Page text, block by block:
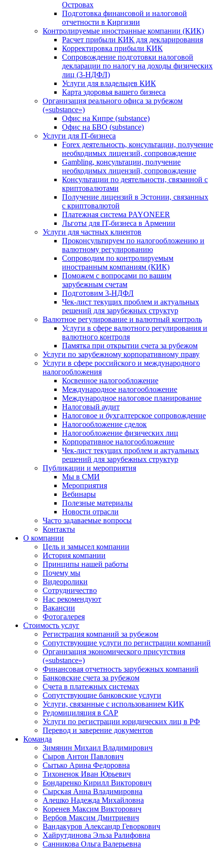
Островах
Подготовка финансовой и налоговой
отчетности в Киргизии
Контролируемые иностранные компании (КИК)
Расчет прибыли КИК для декларирования
Корректировка прибыли КИК
Сопровождение подготовки налоговой
декларации по налогу на доходы физических
лиц (3-НДФЛ)
Услуги для владельцев КИК
Карта здоровья вашего бизнеса
Организация реального офиса за рубежом
(«substance»)
Офис на Кипре (substance)
Офис на БВО (substance)
Услуги для IT-бизнеса
Forex деятельность, консультации, получение
необходимых лицензий, сопровождение
Gambling, консультации, получение
необходимых лицензий, сопровождение
Консультации по деятельности, связанной с
криптовалютами
Получение лицензий в Эстонии, связанных
с криптовалютой
Платежная система PAYONEER
Льготы для IT-бизнеса в Армении
Услуги для частных клиентов
Проконсультируем по налогообложению и
валютному регулированию
Сопроводим по контролируемым
иностранным компаниям (КИК)
Поможем с вопросами по вашим
зарубежным счетам
Подготовим 3-НДФЛ
Чек-лист текущих проблем и актуальных
решений для зарубежных структур
Валютное регулирование и валютный контроль
Услуги в сфере валютного регулирования и
валютного контроля
Памятка при открытии счета за рубежом
Услуги по зарубежному корпоративному праву
Услуги в сфере российского и международного
налогообложения
Косвенное налогообложение
Международное налогообложение
Международное налоговое планирование
Налоговый аудит
Налоговое и бухгалтерское сопровождение
Налогообложение сделок
Налогообложение физических лиц
Корпоративное налогообложение
Чек-лист текущих проблем и актуальных
решений для зарубежных структур
Публикации и мероприятия
Мы в СМИ
Мероприятия
Вебинары
Полезные материалы
Новости отрасли
Часто задаваемые вопросы
Контакты
О компании
Цель и замысел компании
История компании
Принципы нашей работы
Почему мы
Видеоролики
Сотрудничество
Нас рекомендуют
Вакансии
Фотогалерея
Стоимость услуг
Регистрация компаний за рубежом
Сопутствующие услуги по регистрации компаний
Организация экономического присутствия
(«substance»)
Финансовая отчетность зарубежных компаний
Банковские счета за рубежом
Счета в платежных системах
Сопутствующие банковские услуги
Услуги, связанные с использованием КИК
Редомициляция в САР
Услуги по регистрации юридических лиц в РФ
Перевод и заверение документов
Команда
Зимянин Михаил Владимирович
Сыров Антон Павлович
Сытько Арина Федоровна
Тихоненок Иван Юрьевич
Бондаренко Кирилл Викторович
Сырская Анна Владимировна
Алешко Надежда Михайловна
Коренев Максим Викторович
Вербов Максим Дмитриевич
Вандакуров Александр Геворкович
Хайрутдинова Эльза Ралифовна
Санникова Ольга Валерьевна